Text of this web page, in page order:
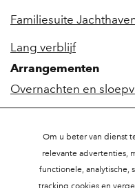
Familiesuite
Lang verblijf
Arrangementen
Overnachten en
Biesbosch &
Hotel & Wellness
Om u beter van dienst
relevante advertenties,
functionele, analytische,
tracking cookiesen